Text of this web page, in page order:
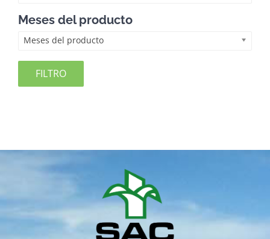
Meses del producto
Meses del producto
FILTRO